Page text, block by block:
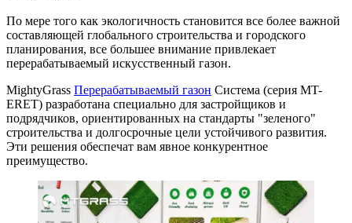
По мере того как экологичность становится все более важной
составляющей глобального строительства и городского
планирования, все большее внимание привлекает
перерабатываемый искусственный газон.
MightyGrass Перерабатываемый газон Система (серия MT-
ERET) разработана специально для застройщиков и
подрядчиков, ориентированных на стандарты "зеленого"
строительства и долгосрочные цели устойчивого развития.
Эти решения обеспечат вам явное конкурентное
преимущество.